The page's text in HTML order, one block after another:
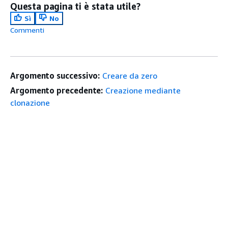
Questa pagina ti è stata utile?
Sì
No
Commenti
Argomento successivo: Creare da zero
Argomento precedente: Creazione mediante
clonazione